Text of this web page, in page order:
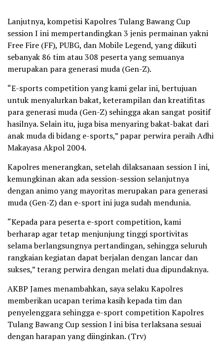
Lanjutnya, kompetisi Kapolres Tulang Bawang Cup
session I ini mempertandingkan 3 jenis permainan yakni
Free Fire (FF), PUBG, dan Mobile Legend, yang diikuti
sebanyak 86 tim atau 308 peserta yang semuanya
merupakan para generasi muda (Gen-Z).
“E-sports competition yang kami gelar ini, bertujuan
untuk menyalurkan bakat, keterampilan dan kreatifitas
para generasi muda (Gen-Z) sehingga akan sangat positif
hasilnya. Selain itu, juga bisa menyaring bakat-bakat dari
anak muda di bidang e-sports,” papar perwira peraih Adhi
Makayasa Akpol 2004.
Kapolres menerangkan, setelah dilaksanaan session I ini,
kemungkinan akan ada session-session selanjutnya
dengan animo yang mayoritas merupakan para generasi
muda (Gen-Z) dan e-sport ini juga sudah mendunia.
“Kepada para peserta e-sport competition, kami
berharap agar tetap menjunjung tinggi sportivitas
selama berlangsungnya pertandingan, sehingga seluruh
rangkaian kegiatan dapat berjalan dengan lancar dan
sukses,” terang perwira dengan melati dua dipundaknya.
AKBP James menambahkan, saya selaku Kapolres
memberikan ucapan terima kasih kepada tim dan
penyelenggara sehingga e-sport competition Kapolres
Tulang Bawang Cup session I ini bisa terlaksana sesuai
dengan harapan yang diinginkan. (Trv)